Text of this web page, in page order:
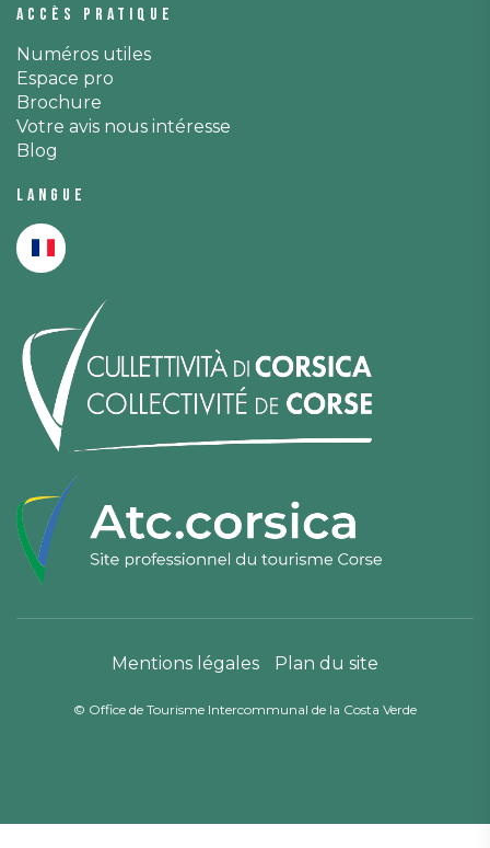
Accès pratique
Numéros utiles
Espace pro
Brochure
Votre avis nous intéresse
Blog
Langue
Mentions légales Plan du site
© Office de Tourisme Intercommunal de la Costa Verde